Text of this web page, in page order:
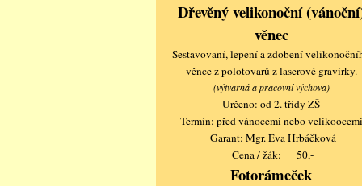
Dřevěný velikonoční
věnec
Sestavovaní, lepení a zdobení
věnce z polotovarů z laserové gravírky.
(výtvarná a pracovní výchova)
Určeno: od 2. třídy ZŠ
Termín: před vánocemi nebo velikoocemi
Garant: Mgr. Eva Hrbáčková
Cena / žák: 50,-
Fotorámeček